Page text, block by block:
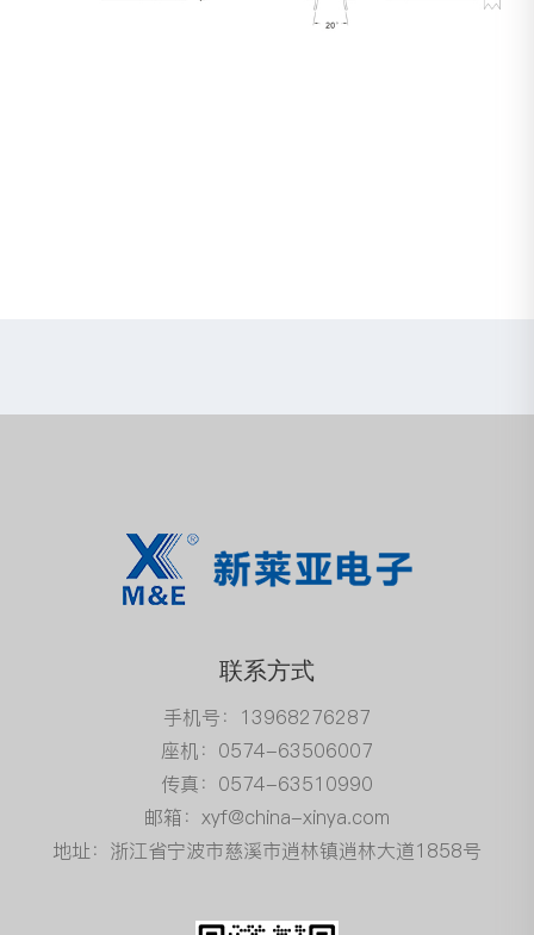
联系方式
手机号：13968276287
座机：0574-63506007
传真：0574-63510990
邮箱：xyf@china-xinya.com
地址：浙江省宁波市慈溪市逍林镇逍林大道1858号